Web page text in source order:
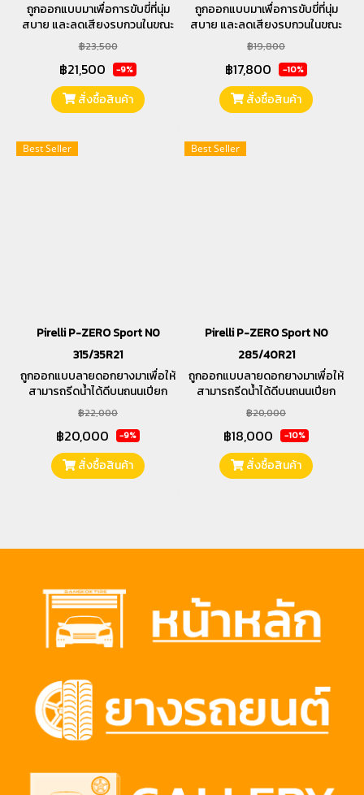
ถูกออกแบบมาเพื่อการขับขี่ที่นุ่ม
สบาย และลดเสียงรบกวนในขณะ
ขับขี่ ตลอดจนให้ความสำคัญใน
การรีดน้ำและระยะเบรค
฿23,500
฿21,500 -9%
สั่งซื้อสินค้า
ถูกออกแบบมาเพื่อการขับขี่ที่นุ่ม
สบาย และลดเสียงรบกวนในขณะ
ขับขี่ ตลอดจนให้ความสำคัญใน
การรีดน้ำและระยะเบรค
฿19,800
฿17,800 -10%
สั่งซื้อสินค้า
Best Seller
Pirelli P-ZERO Sport N0
315/35R21
ถูกออกแบบลายดอกยางมาเพื่อให้
สามารถรีดน้ำได้ดีบนถนนเปียก
และให้ความรู้สึกนุ่มนวลในทุกการ
ขับขี่
฿22,000
฿20,000 -9%
สั่งซื้อสินค้า
Best Seller
Pirelli P-ZERO Sport N0
285/40R21
ถูกออกแบบลายดอกยางมาเพื่อให้
สามารถรีดน้ำได้ดีบนถนนเปียก
และให้ความรู้สึกนุ่มนวลในทุกการ
ขับขี่
฿20,000
฿18,000 -10%
สั่งซื้อสินค้า